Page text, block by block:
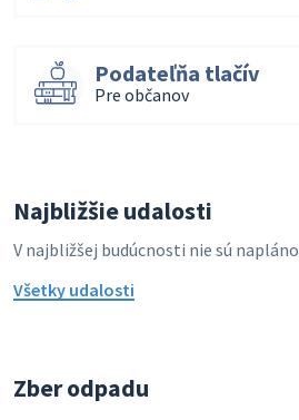
Podateľňa tlačív
Pre občanov
Najbližšie udalosti
V najbližšej budúcnosti nie sú
Všetky udalosti
Zber odpadu